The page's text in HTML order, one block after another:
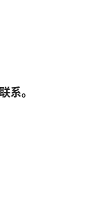
系。